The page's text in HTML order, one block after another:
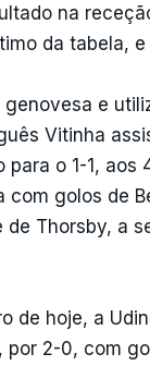
na
da tabela,
e
Vitinha
para o 1-1, aos
com golos de
de Thorsby, a
de hoje, a
por 2-0, com